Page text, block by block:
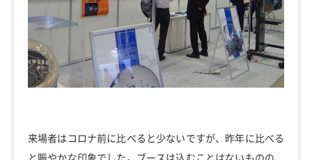
来場者はコロナ前に比べると少ないですが、昨年に比べる